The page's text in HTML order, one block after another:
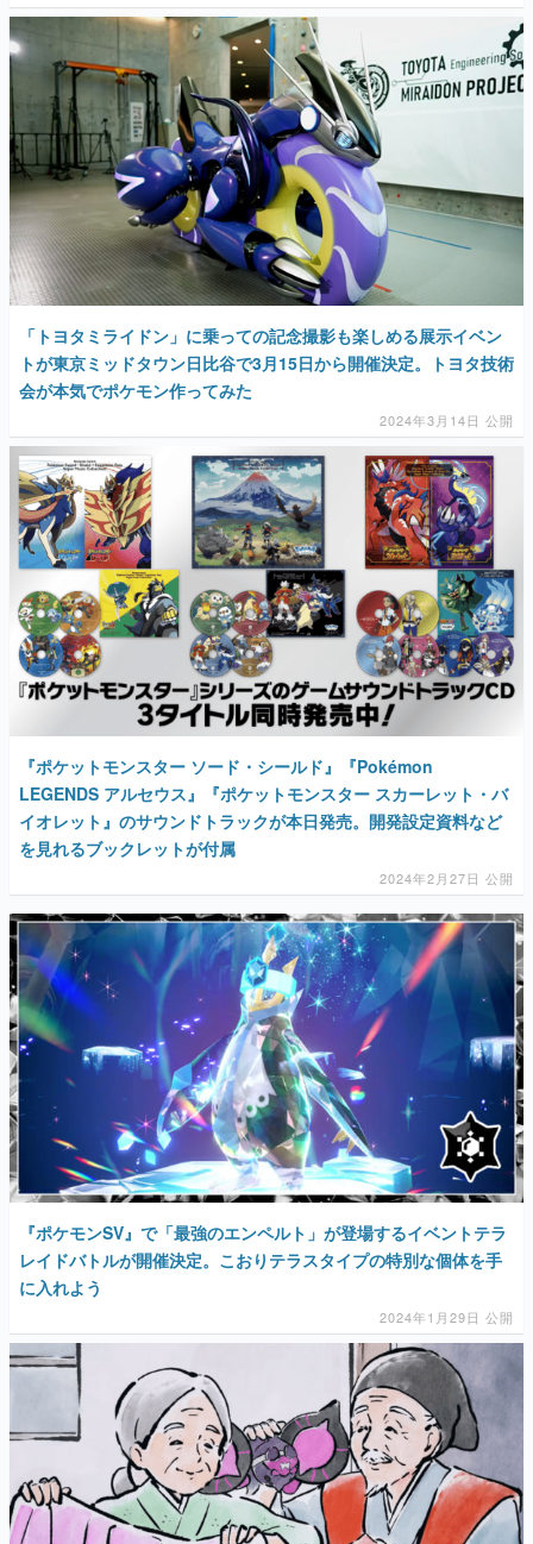
「トヨタミライドン」に乗っての記念撮影も楽しめる展示イベン
トが東京ミッドタウン日比谷で3月15日から開催決定。トヨタ技術
会が本気でポケモン作ってみた
2024年3月14日 公開
『ポケットモンスター ソード・シールド』『Pokémon
LEGENDS アルセウス』『ポケットモンスター スカーレット・バ
イオレット』のサウンドトラックが本日発売。開発設定資料など
を見れるブックレットが付属
2024年2月27日 公開
『ポケモンSV』で「最強のエンペルト」が登場するイベントテラ
レイドバトルが開催決定。こおりテラスタイプの特別な個体を手
に入れよう
2024年1月29日 公開